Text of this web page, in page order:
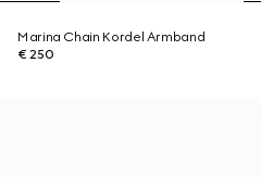
Marina Chain Kordel Armband
€ 250